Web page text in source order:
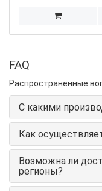
FAQ
Распространенные
С какими
Как
Возможна ли
регионы?